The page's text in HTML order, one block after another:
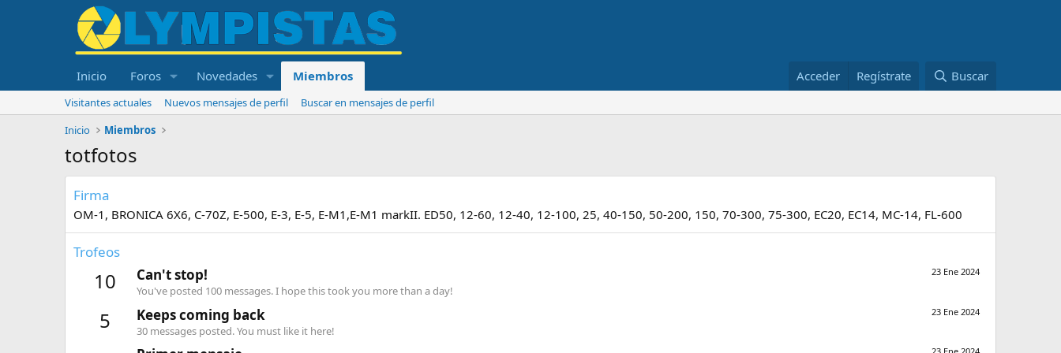
Inicio Foros Novedades Miembros Acceder Regístrate Buscar
Visitantes actuales Nuevos mensajes de perfil
Buscar en mensajes de perfil
Inicio
Miembros
totfotos
Firma
OM-1, BRONICA 6X6, C-70Z, E-500, E-3, E-5, E-M1,E-M1 markII. ED50, 12-60, 12-40, 12-100, 25, 40-150, 50-200, 150, 70-300, 75-300, EC20, EC14, MC-14, FL-600
Trofeos
10 23 Ene 2024
Can't stop!
You've posted 100 messages. I hope this took you more than a day!
5 23 Ene 2024
Keeps coming back
30 messages posted. You must like it here!